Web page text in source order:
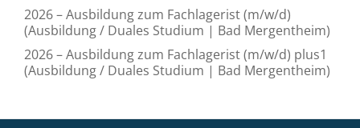
2026 – Ausbildung zum Fachlagerist (m/w/d)
(Ausbildung / Duales Studium | Bad Mergentheim)
2026 – Ausbildung zum Fachlagerist (m/w/d) plus1
(Ausbildung / Duales Studium | Bad Mergentheim)